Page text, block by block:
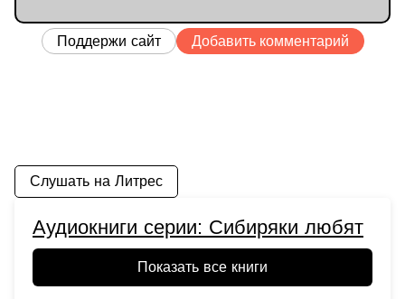
Поддержи сайт Добавить комментарий
Слушать на Литрес
Аудиокниги серии: Сибиряки любят
Показать все книги